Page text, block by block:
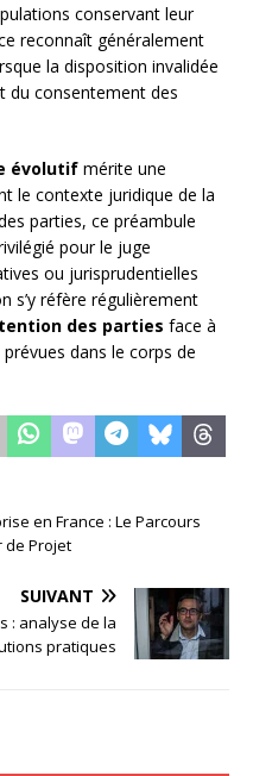
conservant leur
reconnaît généralement
la disposition invalidée
du consentement des
évolutif mérite une
le contexte juridique de la
parties, ce préambule
pour le juge
ou jurisprudentielles
s’y réfère régulièrement
des parties face à
dans le corps de
en France : Le Parcours
de Projet
SUIVANT
: analyse de la
pratiques